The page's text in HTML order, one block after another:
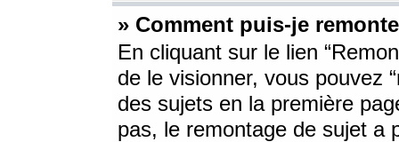
» Comment puis-je
En cliquant sur le lien
de le visionner, vous pouvez
des sujets en la première
pas, le remontage de sujet a